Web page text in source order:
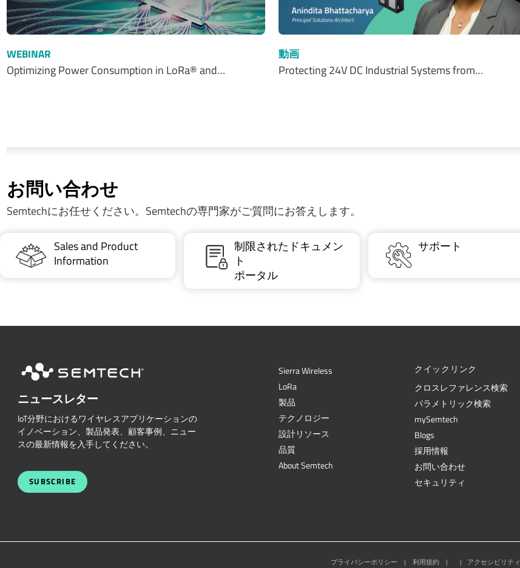
WEBINAR
Optimizing Power Consumption in LoRa® and…
動画
Protecting 24V DC Industrial Systems from…
お問い合わせ
Semtechにお任せください。Semtechの専門家がご質問にお答えします。
Sales and Product
Information
制限されたドキュメン
ト
ポータル
サポート
ニュースレター
IoT分野におけるワイヤレスアプリケーションの
イノベーション、製品発表、顧客事例、ニュー
スの最新情報を入手してください。
SUBSCRIBE
Sierra Wireless
LoRa
製品
テクノロジー
設計リソース
品質
About Semtech
クイックリンク
クロスレファレンス検索
パラメトリック検索
mySemtech
Blogs
採用情報
お問い合わせ
セキュリティ
プライバシーポリシー | 利用規約 | | アクセシビリティ